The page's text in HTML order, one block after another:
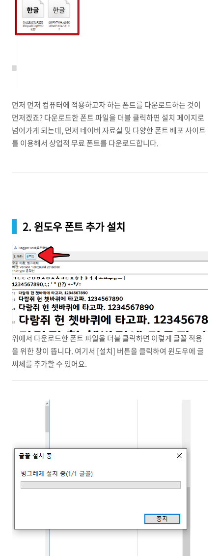
먼저 먼저 컴퓨터에 적용하고자 하는 폰트를 다운로드하는 것이
먼저겠죠? 다운로드한 폰트 파일을 더블 클릭하면 설치 페이지로
넘어가게 되는데, 먼저 네이버 자료실 및 다양한 폰트 배포 사이트
를 이용해서 상업적 무료 폰트를 다운로드합니다.
2. 윈도우 폰트 추가 설치
위에서 다운로드한 폰트 파일을 더블 클릭하면 이렇게 글꼴 적용
을 위한 창이 뜹니다. 여기서 [설치] 버튼을 클릭하여 윈도우에 글
씨체를 추가할 수 있어요.